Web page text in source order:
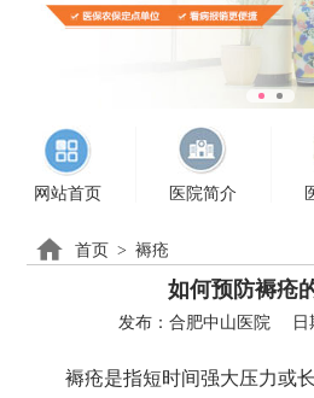
网站首页 医院简介
首页 >褥疮
如何预防褥疮
发布：合肥中山医院
褥疮是指短时间强大压力或